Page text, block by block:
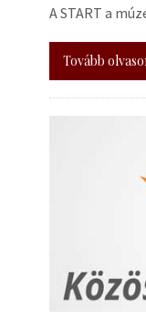
A START a
Tovább